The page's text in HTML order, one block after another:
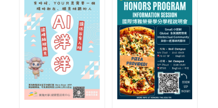
校外活動
校內活動
實習與徵才
獎學金公告